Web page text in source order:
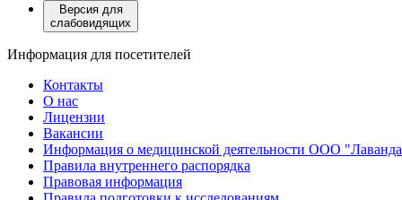
Версия для
слабовидящих
Информация для посетителей
Контакты
О нас
Лицензии
Вакансии
Информация о медицинской деятельности ООО
Правила внутреннего распорядка
Правовая информация